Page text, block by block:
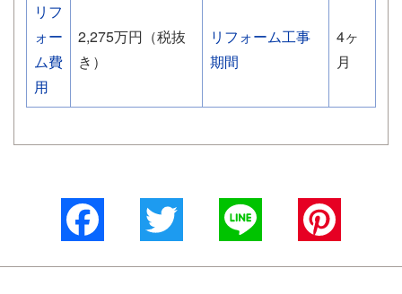
リフ
ォー
ム費
用
2,275万円（税抜
き）
リフォーム工事
期間
4ヶ
月
Facebook